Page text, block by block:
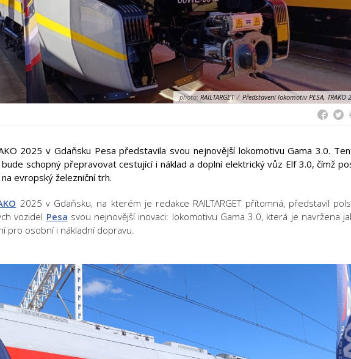
photo: RAILTARGET / Představení lokomotiv PESA, TRAKO
2025 v Gdaňsku Pesa představila svou nejnovější lokomotivu Gama 3.0.
schopný přepravovat cestující i náklad a doplní elektrický vůz Elf 3.0, čímž
evropský železniční trh.
2025 v Gdaňsku, na kterém je redakce RAILTARGET přítomná, představil
vozidel Pesa svou nejnovější inovaci: lokomotivu Gama 3.0, která je navržena
pro osobní i nákladní dopravu.